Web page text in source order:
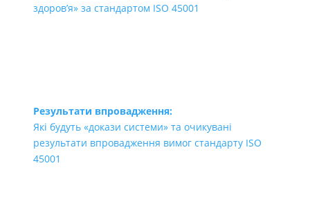
здоров’я» за стандартом ISO 45001
Результати впровадження:
Які будуть «докази системи» та очикувані
результати впровадження вимог стандарту ISO
45001